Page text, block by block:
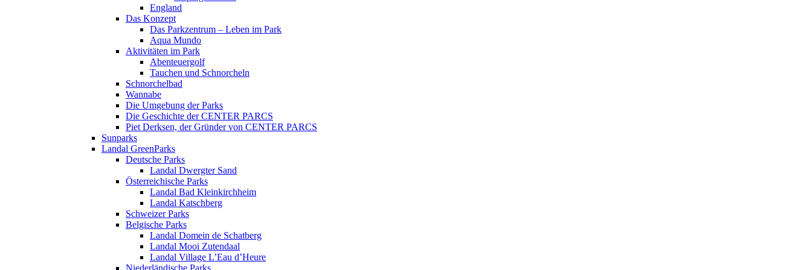
England
Das Konzept
Das Parkzentrum – Leben im Park
Aqua Mundo
Aktivitäten im Park
Abenteuergolf
Tauchen und Schnorcheln
Schnorchelbad
Wannabe
Die Umgebung der Parks
Die Geschichte der CENTER PARCS
Piet Derksen, der Gründer von CENTER PARCS
Sunparks
Landal GreenParks
Deutsche Parks
Landal Dwergter Sand
Österreichische Parks
Landal Bad Kleinkirchheim
Landal Katschberg
Schweizer Parks
Belgische Parks
Landal Domein de Schatberg
Landal Mooi Zutendaal
Landal Village L’Eau d’Heure
Niederländische Parks